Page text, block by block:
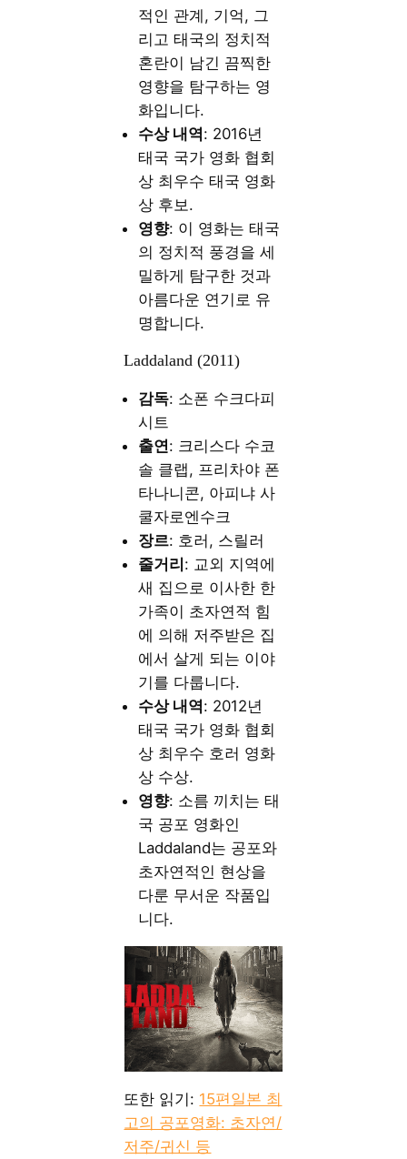
적인 관계, 기억, 그
리고 태국의 정치적
혼란이 남긴 끔찍한
영향을 탐구하는 영
화입니다.
수상 내역: 2016년
태국 국가 영화 협회
상 최우수 태국 영화
상 후보.
영향: 이 영화는 태국
의 정치적 풍경을 세
밀하게 탐구한 것과
아름다운 연기로 유
명합니다.
Laddaland (2011)
감독: 소폰 수크다피
시트
출연: 크리스다 수코
솔 클랩, 프리차야 폰
타나니콘, 아피냐 사
쿨자로엔수크
장르: 호러, 스릴러
줄거리 : 교외 지역에
새 집으로 이사한 한
가족이 초자연적 힘
에 의해 저주받은 집
에서 살게 되는 이야
기를 다룹니다.
수상 내역: 2012년
태국 국가 영화 협회
상 최우수 호러 영화
상 수상.
영향: 소름 끼치는 태
국 공포 영화인
Laddaland는 공포와
초자연적인 현상을
다룬 무서운 작품입
니다.
또한 읽기: 15편일본 최
고의 공포영화: 초자연/
저주/귀신 등